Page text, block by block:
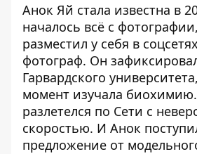
Анок Яй стала известна в
началось всё с
разместил у себя в
фотограф. Он
Гарвардского
момент изучала
разлетелся по Сети с
скоростью. И Анок
предложение от